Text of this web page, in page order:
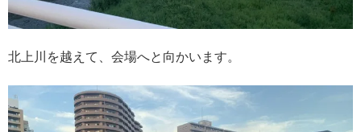
北上川を越えて、会場へと向かいます。